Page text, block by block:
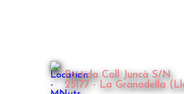
Partida Coll Juncà S/N
25177 - La Granadella